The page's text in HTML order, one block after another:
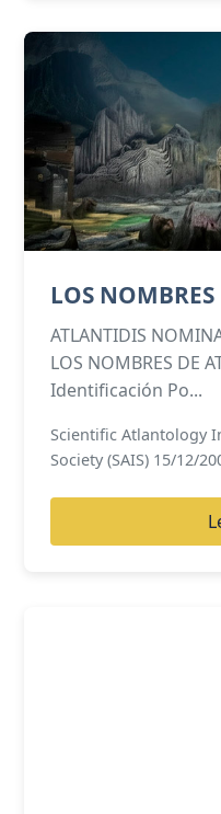
LOS
ATLANTIDIS
LOS NOMBRES DE
Identificación Po...
Scientific Atlantology
Society (SAIS) 15/12/